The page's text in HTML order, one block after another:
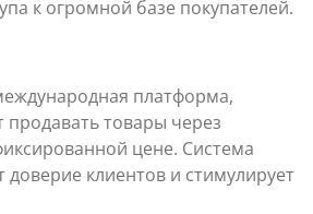
к огромной базе покупателей.
платформа,
продавать товары через
цене. Система
клиентов и стимулирует